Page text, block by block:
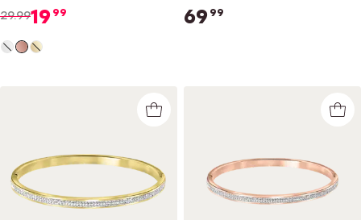
peach kristal
29.9919 99 69 99